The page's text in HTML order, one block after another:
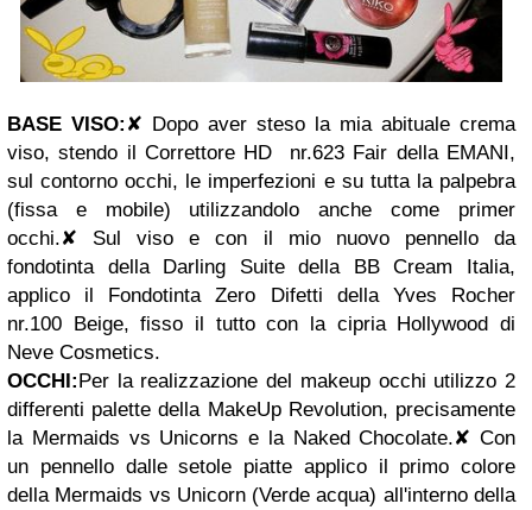
BASE VISO: ✘ Dopo aver steso la mia abituale crema
viso, stendo il Correttore HD nr.623 Fair della EMANI,
sul contorno occhi, le imperfezioni e su tutta la palpebra
(fissa e mobile) utilizzandolo anche come primer
occhi.✘ Sul viso e con il mio nuovo pennello da
fondotinta della Darling Suite della BB Cream Italia,
applico il Fondotinta Zero Difetti della Yves Rocher
nr.100 Beige, fisso il tutto con la cipria Hollywood di
Neve Cosmetics.
OCCHI:Per la realizzazione del makeup occhi utilizzo 2
differenti palette della MakeUp Revolution, precisamente
la Mermaids vs Unicorns e la Naked Chocolate.✘ Con
un pennello dalle setole piatte applico il primo colore
della Mermaids vs Unicorn (Verde acqua) all'interno della